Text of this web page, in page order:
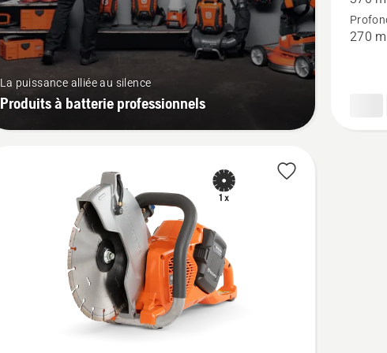
La puissance alliée au silence
Produits à batterie professionnels
sur
K 7000
270